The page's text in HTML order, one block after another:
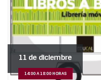
11 de diciembre
14:00 A 18:00 HORAS